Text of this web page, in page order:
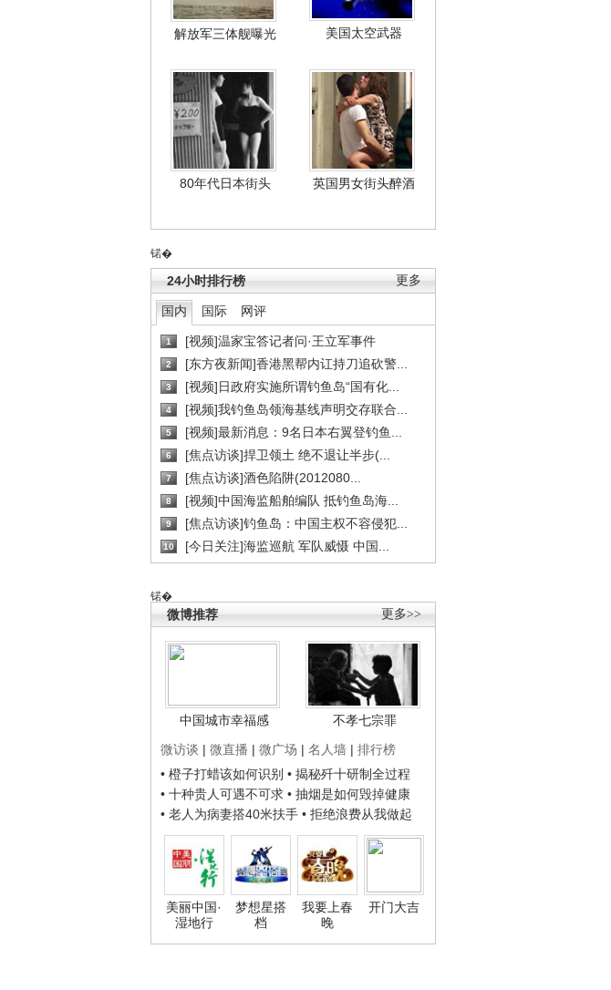
解放军三体舰曝光 美国太空武器
80年代日本街头 英国男女街头醉酒
锘�
更多
24小时排行榜
国内 国际 网评
1 [视频]温家宝答记者问·王立军事件
2 [东方夜新闻]香港黑帮内讧持刀追砍警...
3 [视频]日政府实施所谓钓鱼岛“国有化...
4 [视频]我钓鱼岛领海基线声明交存联合...
5 [视频]最新消息：9名日本右翼登钓鱼...
6 [焦点访谈]捍卫领土 绝不退让半步(...
7 [焦点访谈]酒色陷阱(2012080...
8 [视频]中国海监船舶编队 抵钓鱼岛海...
9 [焦点访谈]钓鱼岛：中国主权不容侵犯...
10 [今日关注]海监巡航 军队威慑 中国...
锘�
更多>>
微博推荐
中国城市幸福感
不孝七宗罪
微访谈 | 微直播 | 微广场 | 名人墙 | 排行榜
• 橙子打蜡该如何识别 • 揭秘歼十研制全过程
• 十种贵人可遇不可求 • 抽烟是如何毁掉健康
• 老人为病妻搭40米扶手 • 拒绝浪费从我做起
美丽中国·
湿地行
梦想星搭
档
我要上春
晚
开门大吉